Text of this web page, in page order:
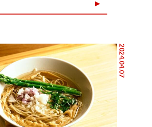
2024.04.07